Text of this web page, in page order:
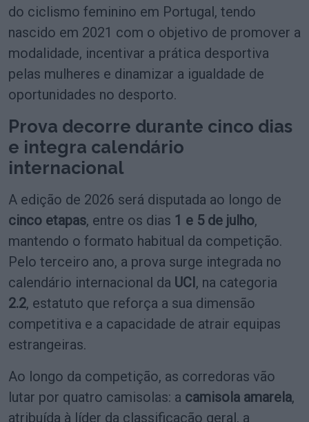
do ciclismo feminino em Portugal, tendo
nascido em 2021 com o objetivo de promover a
modalidade, incentivar a prática desportiva
pelas mulheres e dinamizar a igualdade de
oportunidades no desporto.
Prova decorre durante cinco dias
e integra calendário
internacional
A edição de 2026 será disputada ao longo de
cinco etapas, entre os dias 1 e 5 de julho,
mantendo o formato habitual da competição.
Pelo terceiro ano, a prova surge integrada no
calendário internacional da UCI , na categoria
2.2, estatuto que reforça a sua dimensão
competitiva e a capacidade de atrair equipas
estrangeiras.
Ao longo da competição, as corredoras vão
lutar por quatro camisolas: a camisola amarela,
atribuída à líder da classificação geral, a